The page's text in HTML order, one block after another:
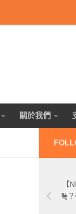
關於我們
【
嗎